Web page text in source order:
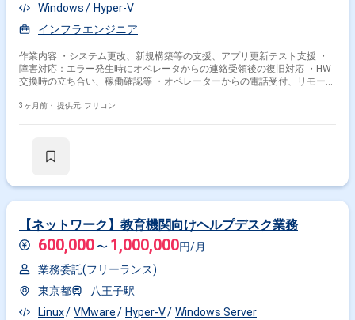
Windows
Hyper-V
インフラエンジニア
作業内容 ・システム更改、新規構築等の支援、アプリ更新テスト支援 ・
障害対応：エラー発生時にオペレータからの連絡受領後の復旧対応 ・HW
交換時の立ち合い、稼働確認等 ・オペレーターからの電話受付、リモート
3ヶ月前・ 提供元: フリコン
【ネットワーク】教育機関向けヘルプデスク業務
600,000 〜 1,000,000円/月
業務委託(フリーランス)
東京都
八王子駅
Linux
VMware Hyper-V
Windows Server